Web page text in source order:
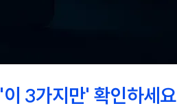
3가지만' 확인하세요